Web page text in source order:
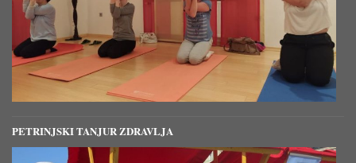
PETRINJSKI TANJUR ZDRAVLJA